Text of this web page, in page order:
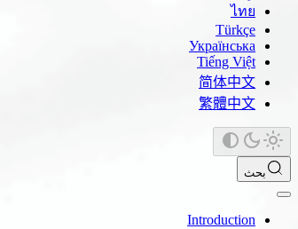
ไทย
Türkçe
Українська
Tiếng Việt
简体中文
繁體中文
بحث
Introduction